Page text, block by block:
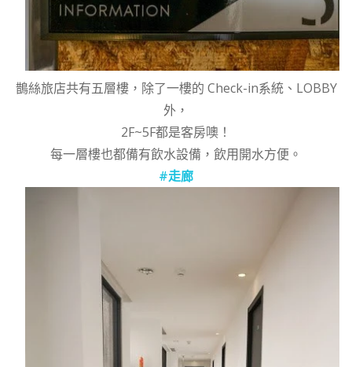
鵲絲旅店共有五層樓，除了一樓的 Check-in系統、LOBBY
外，
2F~5F都是客房噢！
每一層樓也都備有飲水設備，飲用開水方便。
#走廊